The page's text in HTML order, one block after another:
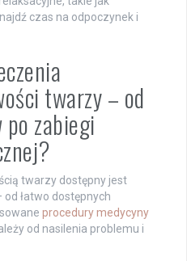
czas na odpoczynek i
twarzy – od
zabiegi
twarzy dostępny jest
łatwo dostępnych
procedury medycyny
od nasilenia problemu i